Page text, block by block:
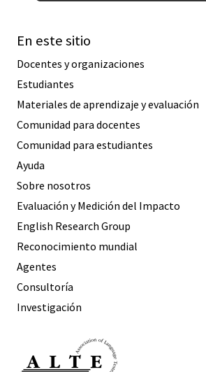
En este sitio
Docentes y organizaciones
Estudiantes
Materiales de aprendizaje y evaluación
Comunidad para docentes
Comunidad para estudiantes
Ayuda
Sobre nosotros
Evaluación y Medición del Impacto
English Research Group
Reconocimiento mundial
Agentes
Consultoría
Investigación